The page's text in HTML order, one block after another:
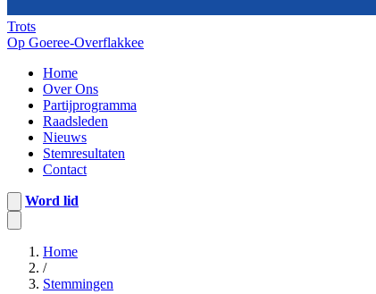
Trots
Op Goeree-Overflakkee
Home
Over Ons
Partijprogramma
Raadsleden
Nieuws
Stemresultaten
Contact
Word lid
Home
/
Stemmingen